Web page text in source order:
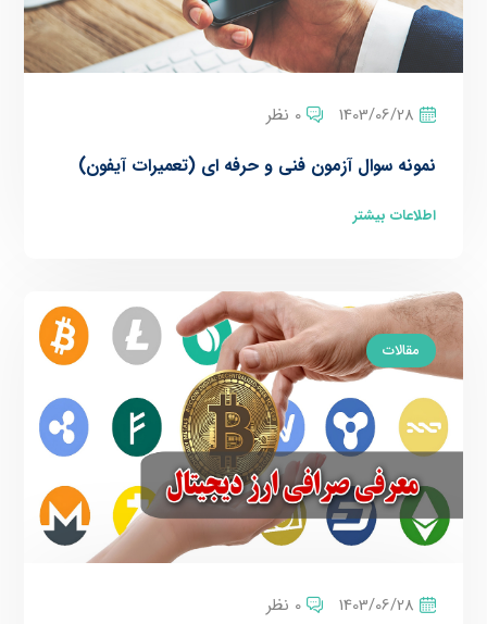
1403/06/28 0 نظر
نمونه سوال آزمون فنی و حرفه ای (تعمیرات آیفون)
اطلاعات بیشتر
مقالات
1403/06/28 0 نظر